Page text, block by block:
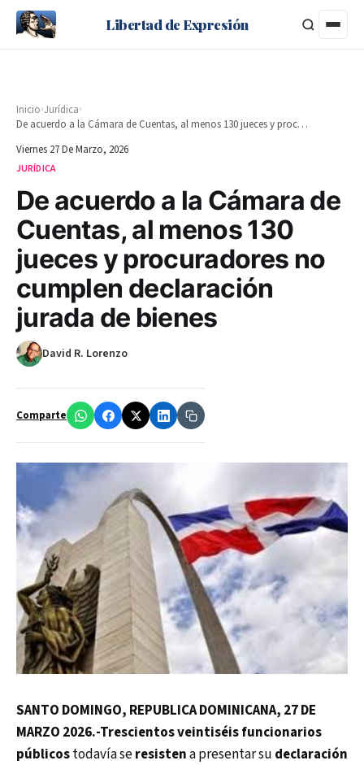
Libertad de Expresión
Inicio›Jurídica›
De acuerdo a la Cámara de Cuentas, al menos 130 jueces y procuradores no cumplen declaración jurada de bienes
Viernes 27 De Marzo, 2026
JURÍDICA
De acuerdo a la Cámara de
Cuentas, al menos 130
jueces y procuradores no
cumplen declaración
jurada de bienes
David R. Lorenzo
Comparte
SANTO DOMINGO, REPUBLICA DOMINICANA, 27 DE
MARZO 2026.-Trescientos veintiséis funcionarios
públicostodavía seresistena presentar su declaración